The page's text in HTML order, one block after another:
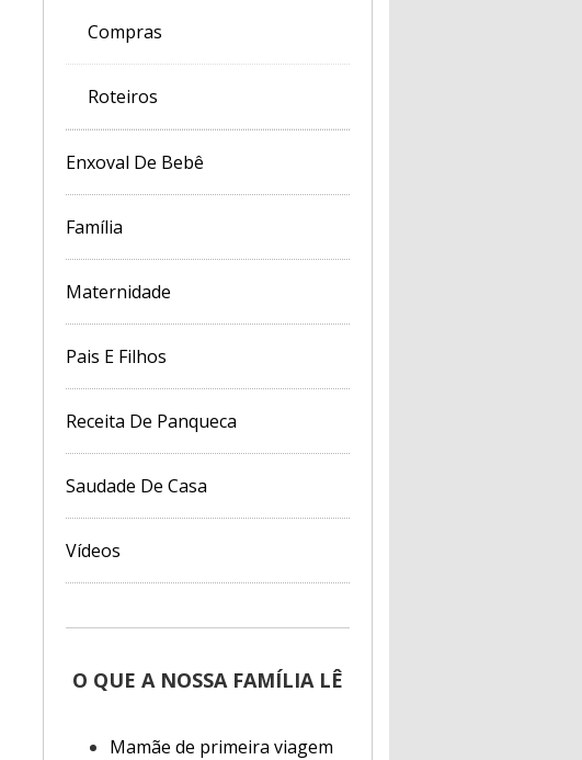
Compras
Roteiros
Enxoval De Bebê
Família
Maternidade
Pais E Filhos
Receita De Panqueca
Saudade De Casa
Vídeos
O QUE A NOSSA FAMÍLIA LÊ
Mamãe de primeira viagem